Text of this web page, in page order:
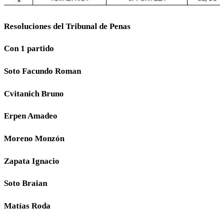
Resoluciones del Tribunal de Penas
Con 1 partido
Soto Facundo Roman
Cvitanich Bruno
Erpen Amadeo
Moreno Monzón
Zapata Ignacio
Soto Braian
Matías Roda